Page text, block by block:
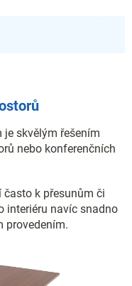
skvělým řešením
nebo konferenčních
často k přesunům či
interiéru navíc snadno
provedením.